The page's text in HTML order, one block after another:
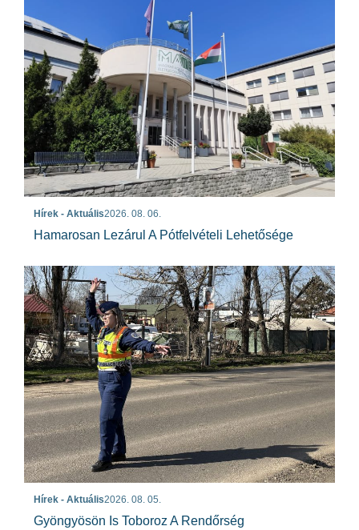
Hírek - Aktuális2026. 08. 06.
Hamarosan Lezárul A Pótfelvételi Lehetősége
Hírek - Aktuális2026. 08. 05.
Gyöngyösön Is Toboroz A Rendőrség